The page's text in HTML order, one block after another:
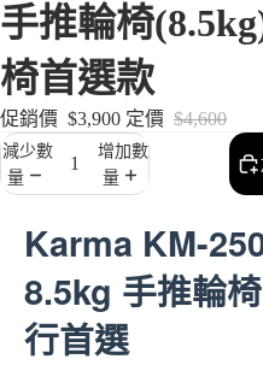
手推輪椅
椅首選款
促銷價 $3,900 定價 $4,600
減少數
量
增加數
量
Karma KM-
8.5kg 手推輪
行首選